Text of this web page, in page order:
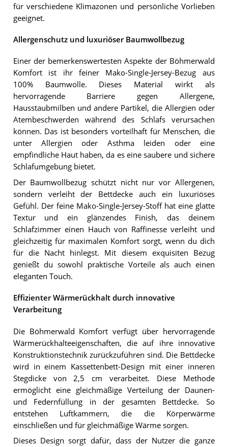
für verschiedene Klimazonen und persönliche Vorlieben
geeignet.
Allergenschutz und luxuriöser Baumwollbezug
Einer der bemerkenswertesten Aspekte der Böhmerwald
Komfort ist ihr feiner Mako-Single-Jersey-Bezug aus
100% Baumwolle. Dieses Material wirkt als
hervorragende Barriere gegen Allergene,
Hausstaubmilben und andere Partikel, die Allergien oder
Atembeschwerden während des Schlafs verursachen
können. Das ist besonders vorteilhaft für Menschen, die
unter Allergien oder Asthma leiden oder eine
empfindliche Haut haben, da es eine saubere und sichere
Schlafumgebung bietet.
Der Baumwollbezug schützt nicht nur vor Allergenen,
sondern verleiht der Bettdecke auch ein luxuriöses
Gefühl. Der feine Mako-Single-Jersey-Stoff hat eine glatte
Textur und ein glänzendes Finish, das deinem
Schlafzimmer einen Hauch von Raffinesse verleiht und
gleichzeitig für maximalen Komfort sorgt, wenn du dich
für die Nacht hinlegst. Mit diesem exquisiten Bezug
genießt du sowohl praktische Vorteile als auch einen
eleganten Touch.
Effizienter Wärmerückhalt durch innovative
Verarbeitung
Die Böhmerwald Komfort verfügt über hervorragende
Wärmerückhalteeigenschaften, die auf ihre innovative
Konstruktionstechnik zurückzuführen sind. Die Bettdecke
wird in einem Kassettenbett-Design mit einer inneren
Stegdicke von 2,5 cm verarbeitet. Diese Methode
ermöglicht eine gleichmäßige Verteilung der Daunen-
und Federnfüllung in der gesamten Bettdecke. So
entstehen Luftkammern, die die Körperwärme
einschließen und für gleichmäßige Wärme sorgen.
Dieses Design sorgt dafür, dass der Nutzer die ganze